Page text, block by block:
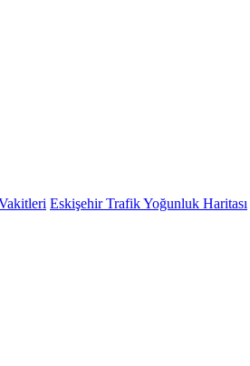
Eskişehir Trafik Yoğunluk Haritası